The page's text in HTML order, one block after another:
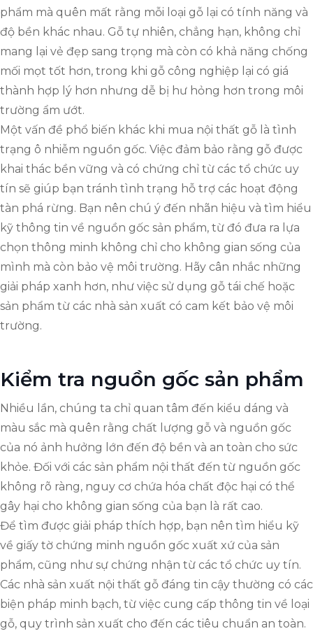
phẩm mà quên mất rằng mỗi loại gỗ lại có tính năng và
độ bền khác nhau. Gỗ tự nhiên, chẳng hạn, không chỉ
mang lại vẻ đẹp sang trọng mà còn có khả năng chống
mối mọt tốt hơn, trong khi gỗ công nghiệp lại có giá
thành hợp lý hơn nhưng dễ bị hư hỏng hơn trong môi
trường ẩm ướt.
Một vấn đề phổ biến khác khi mua nội thất gỗ là tình
trạng ô nhiễm nguồn gốc. Việc đảm bảo rằng gỗ được
khai thác bền vững và có chứng chỉ từ các tổ chức uy
tín sẽ giúp bạn tránh tình trạng hỗ trợ các hoạt động
tàn phá rừng. Bạn nên chú ý đến nhãn hiệu và tìm hiểu
kỹ thông tin về nguồn gốc sản phẩm, từ đó đưa ra lựa
chọn thông minh không chỉ cho không gian sống của
mình mà còn bảo vệ môi trường. Hãy cân nhắc những
giải pháp xanh hơn, như việc sử dụng gỗ tái chế hoặc
sản phẩm từ các nhà sản xuất có cam kết bảo vệ môi
trường.
Kiểm tra nguồn gốc sản phẩm
Nhiều lần, chúng ta chỉ quan tâm đến kiểu dáng và
màu sắc mà quên rằng chất lượng gỗ và nguồn gốc
của nó ảnh hưởng lớn đến độ bền và an toàn cho sức
khỏe. Đối với các sản phẩm nội thất đến từ nguồn gốc
không rõ ràng, nguy cơ chứa hóa chất độc hại có thể
gây hại cho không gian sống của bạn là rất cao.
Để tìm được giải pháp thích hợp, bạn nên tìm hiểu kỹ
về giấy tờ chứng minh nguồn gốc xuất xứ của sản
phẩm, cũng như sự chứng nhận từ các tổ chức uy tín.
Các nhà sản xuất nội thất gỗ đáng tin cậy thường có các
biện pháp minh bạch, từ việc cung cấp thông tin về loại
gỗ, quy trình sản xuất cho đến các tiêu chuẩn an toàn.